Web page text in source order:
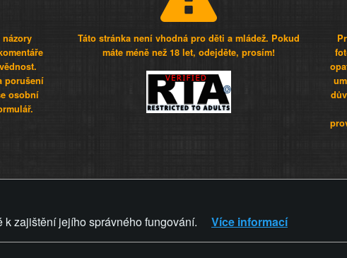
porušení
osobní
Táto stránka není vhodná pro děti a mládež. Pokud
máte méně než 18 let, odejděte, prosím!
ZVRÁCENÝ.CZ PRAVIDLA A
zajištění jejího správného fungování.
Více informací